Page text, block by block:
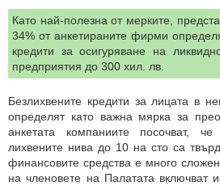
Като най-полезна от мерките,
34% от анкетираните фирми
кредити за осигуряване на
предприятия до 300 хил. лв.
Безлихвените кредити за лицата в
определят като важна мярка за
анкетата компаниите посочват,
лихвените нива до 10 на сто са
финансовите средства е много
на членовете на Палатата включват